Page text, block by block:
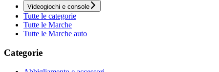
Videogiochi e console
Tutte le categorie
Tutte le Marche
Tutte le Marche auto
Categorie